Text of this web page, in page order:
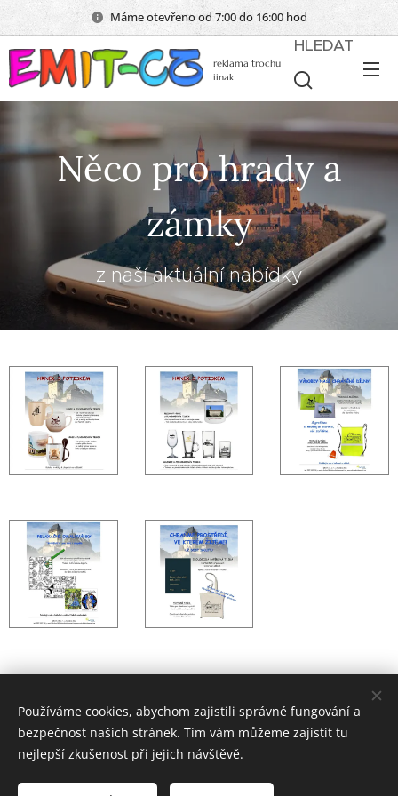
Máme otevřeno od 7:00 do 16:00 hod
reklama trochu
jinak
HLEDAT
Něco pro hrady a
zámky
z naší aktuální nabídky
EMIT-CZ sociální podnik, s. r. o.
Vytvořeno službouWebnode Cookies
Jazyky
Používáme cookies, abychom zajistili správné fungování a
bezpečnost našich stránek. Tím vám můžeme zajistit tu
nejlepší zkušenost při jejich návštěvě.